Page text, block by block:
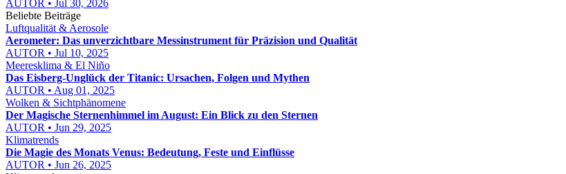
AUTOR • Jul 30, 2026
Beliebte Beiträge
Luftqualität & Aerosole
Aerometer: Das unverzichtbare Messinstrument für Präzision und Qualität
AUTOR • Jul 10, 2025
Meeresklima & El Niño
Das Eisberg-Unglück der Titanic: Ursachen, Folgen und Mythen
AUTOR • Aug 01, 2025
Wolken & Sichtphänomene
Der Magische Sternenhimmel im August: Ein Blick zu den Sternen
AUTOR • Jun 29, 2025
Klimatrends
Die Magie des Monats Venus: Bedeutung, Feste und Einflüsse
AUTOR • Jun 26, 2025